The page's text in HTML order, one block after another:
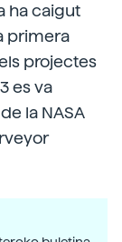
ha caigut
primera
projectes
es va
la NASA